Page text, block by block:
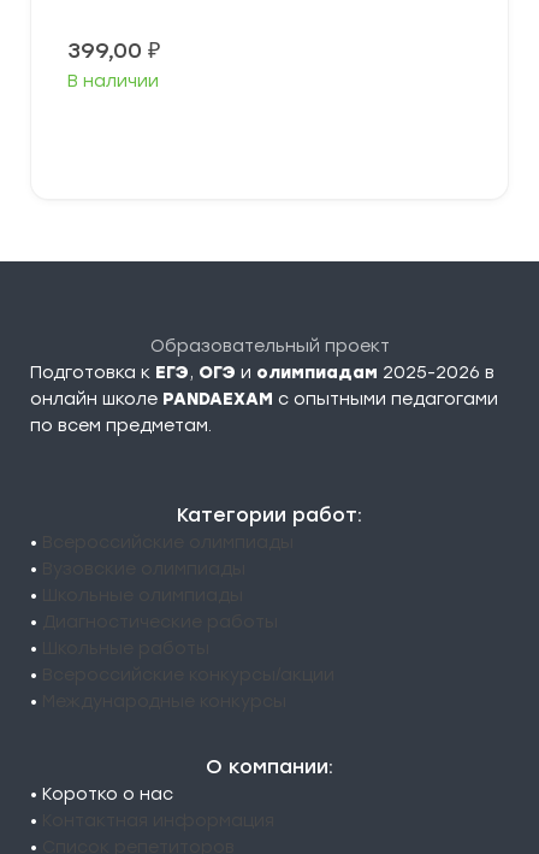
399,00 ₽
В наличии
Образовательный проект
Подготовка к ЕГЭ, ОГЭ и олимпиадам 2025-2026 в
онлайн школе PANDAEXAM c опытными педагогами
по всем предметам.
Категории работ:
•
•
•
•
•
•
•
О компании:
• Коротко о нас
•
•